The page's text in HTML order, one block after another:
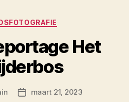
Categorieën
Het
Berichtdatum
maart 21, 2023